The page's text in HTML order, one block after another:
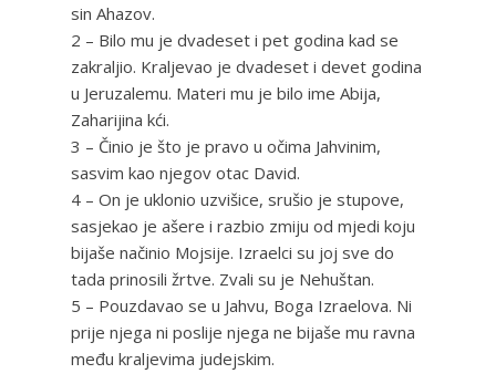
sin Ahazov.
2 – Bilo mu je dvadeset i pet godina kad se
zakraljio. Kraljevao je dvadeset i devet godina
u Jeruzalemu. Materi mu je bilo ime Abija,
Zaharijina kći.
3 – Činio je što je pravo u očima Jahvinim,
sasvim kao njegov otac David.
4 – On je uklonio uzvišice, srušio je stupove,
sasjekao je ašere i razbio zmiju od mjedi koju
bijaše načinio Mojsije. Izraelci su joj sve do
tada prinosili žrtve. Zvali su je Nehuštan.
5 – Pouzdavao se u Jahvu, Boga Izraelova. Ni
prije njega ni poslije njega ne bijaše mu ravna
među kraljevima judejskim.